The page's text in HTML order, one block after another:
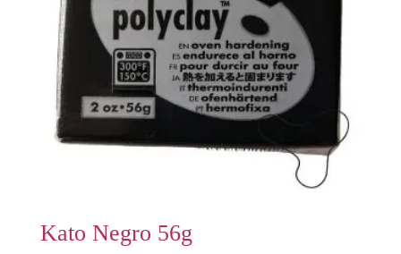
Kato Negro 56g